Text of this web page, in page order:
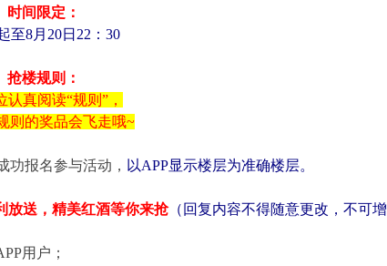
时间限定：
至8月20日22：30
抢楼规则：
认真阅读“规则”，
则的奖品会飞走哦~
功报名参与活动， 以APP显示楼层为准确楼层。
放送，精美红酒等你来抢（回复内容不得随意更改，不可增
用户；